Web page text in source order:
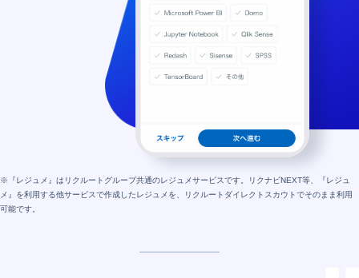
※『レジュメ』はリクルートグループ共通のレジュメサービスです。リクナビNEXT等、『レジュ
メ』を利用する他サービスで作成したレジュメを、リクルートダイレクトスカウトでそのまま利用
可能です。